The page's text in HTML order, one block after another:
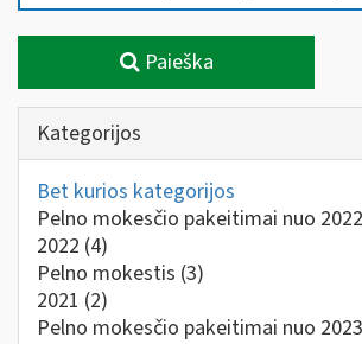
Paieška
Kategorijos
Bet kurios kategorijos
Pelno mokesčio pakeitimai nuo
2022 (4)
Pelno mokestis (3)
2021 (2)
Pelno mokesčio pakeitimai nuo